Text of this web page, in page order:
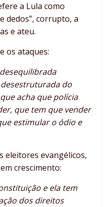
a Lula como
dedos”, corrupto, a
e ateu.
os ataques:
do
acha que polícia
que tem que vender
estimular o ódio e
eleitores evangélicos,
crescimento:
e ela tem
dos direitos